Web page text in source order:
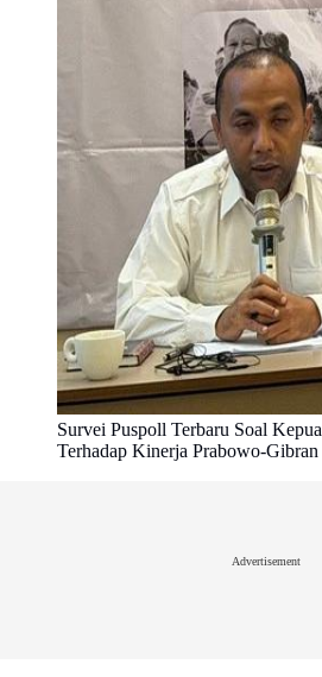
Survei Puspoll Terbaru Soal
Terhadap Kinerja Prabowo-
Advertisement